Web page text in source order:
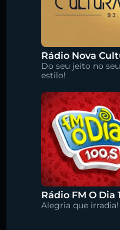
Do seu jeito no seu
estilo!
Alegria que irradia!